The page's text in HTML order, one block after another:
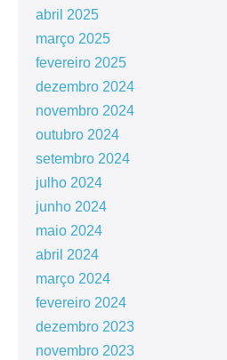
abril 2025
março 2025
fevereiro 2025
dezembro 2024
novembro 2024
outubro 2024
setembro 2024
julho 2024
junho 2024
maio 2024
abril 2024
março 2024
fevereiro 2024
dezembro 2023
novembro 2023